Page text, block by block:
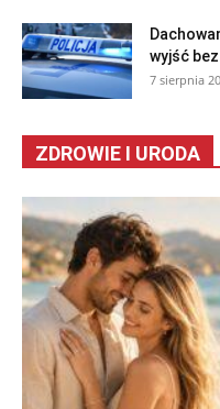
wyjść
7 sierpnia
ZDROWIE I URODA